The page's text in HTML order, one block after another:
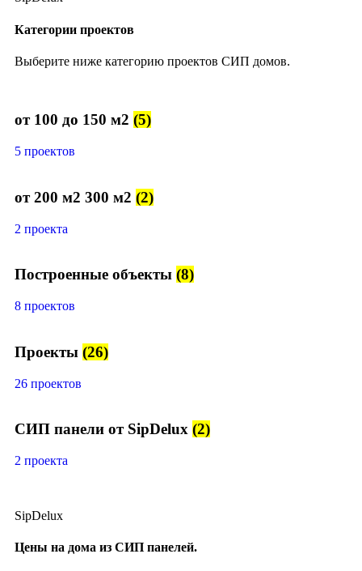
Категории проектов
Выберите ниже категорию проектов СИП домов.
от 100 до 150 м2 (5)
5 проектов
от 200 м2 300 м2 (2)
2 проекта
Построенные объекты (8)
8 проектов
Проекты (26)
26 проектов
СИП панели от SipDelux (2)
2 проекта
SipDelux
Цены на дома из СИП панелей.